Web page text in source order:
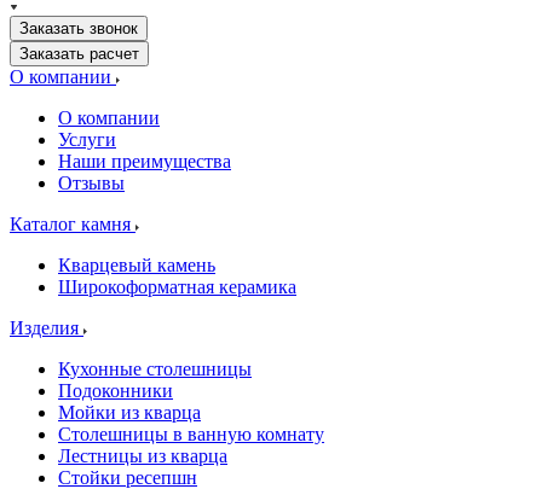
Заказать звонок
Заказать расчет
О компании
О компании
Услуги
Наши преимущества
Отзывы
Каталог камня
Кварцевый камень
Широкоформатная керамика
Изделия
Кухонные столешницы
Подоконники
Мойки из кварца
Столешницы в ванную комнату
Лестницы из кварца
Стойки ресепшн